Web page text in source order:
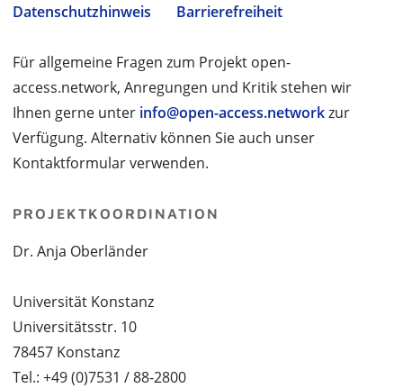
Datenschutzhinweis
Barrierefreiheit
Für allgemeine Fragen zum Projekt open-
access.network, Anregungen und Kritik stehen wir
Ihnen gerne unter info@open-access.networkzur
Verfügung. Alternativ können Sie auch unser
Kontaktformular verwenden.
PROJEKTKOORDINATION
Dr. Anja Oberländer
Universität Konstanz
Universitätsstr. 10
78457 Konstanz
Tel.: +49 (0)7531 / 88-2800